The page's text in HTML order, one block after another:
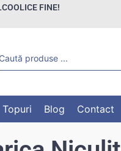
FINE!
Topuri Blog Contact